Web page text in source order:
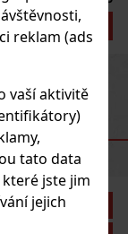
reklam (ads
vaší aktivitě
tato data
jste jim
jejich
Sleva: 28%